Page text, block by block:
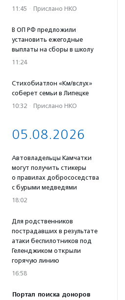
11:45 · Прислано НКО
В ОП РФ предложили
установить ежегодные
выплаты на сборы в школу
11:24
Стихобиатлон «Км/вслух»
соберет семьи в Липецке
10:32 · Прислано НКО
05.08.2026
Автовладельцы Камчатки
могут получить стикеры
о правилах добрососедства
с бурыми медведями
18:02
Для родственников
пострадавших в результате
атаки беспилотников под
Геленджиком открыли
горячую линию
16:58
Портал поиска доноров